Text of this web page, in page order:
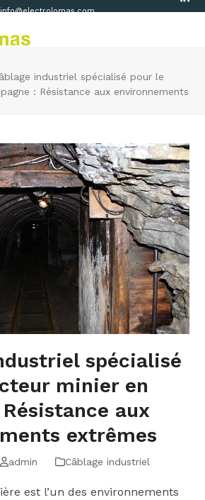
info@electrolomas.com
industriel spécialisé pour le
: Résistance aux environnements
spécialisé
minier en
aux
extrêmes
admin Câblage industriel
est l’un des environnements